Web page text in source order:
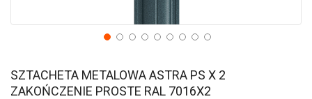
SZTACHETA METALOWA ASTRA PS X 2
ZAKOŃCZENIE PROSTE RAL 7016X2